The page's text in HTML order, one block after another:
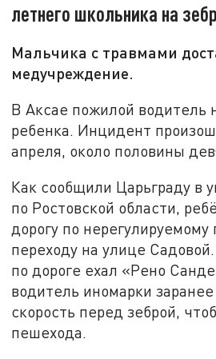
летнего школьника на
Мальчика с травмами
медучреждение.
В Аксае пожилой водитель
ребенка. Инцидент
апреля, около половины
Как сообщили Царьграду в
по Ростовской области,
дорогу по
переходу на улице
по дороге ехал «Рено
водитель иномарки
скорость перед зеброй,
пешехода.